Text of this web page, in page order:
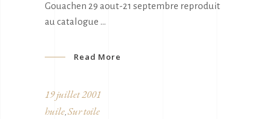
Gouachen 29 aout-21 septembre reproduit
au catalogue
Read More
19 juillet 2001
huile Sur toile